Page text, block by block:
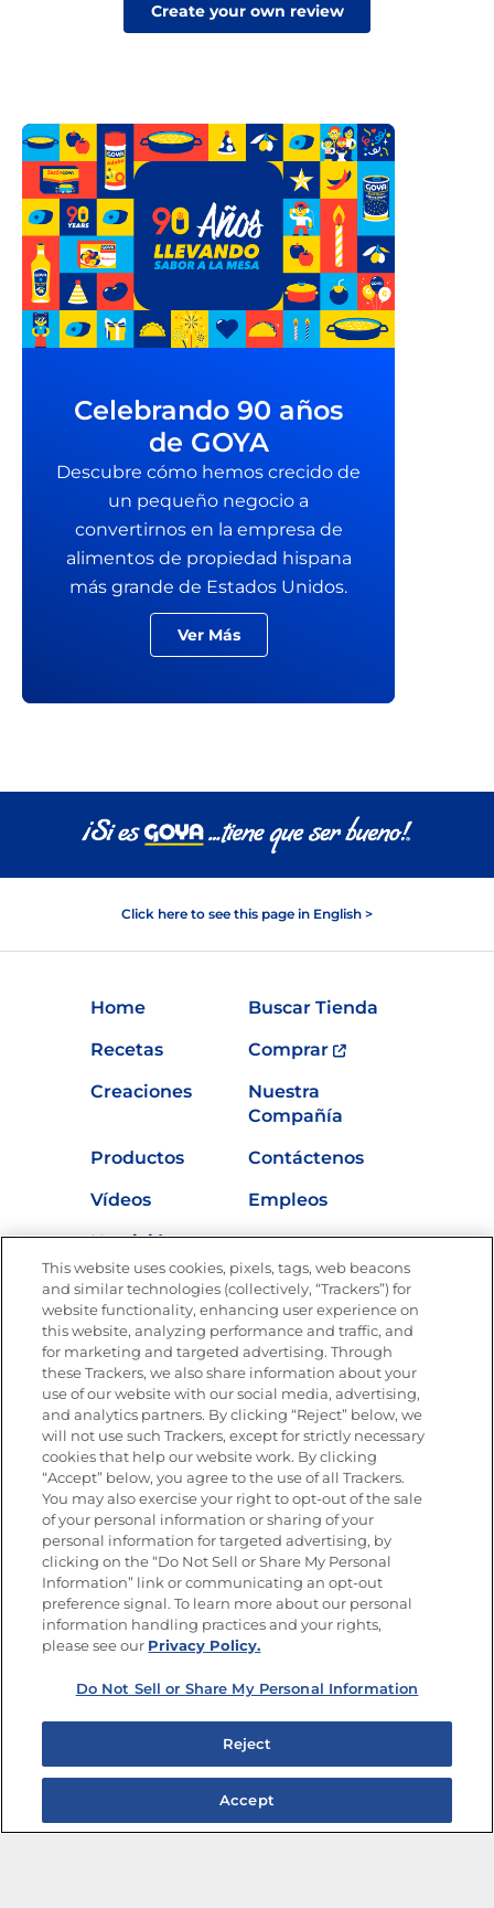
Create your own review
Celebrando 90 años
de GOYA
Descubre cómo hemos crecido de
un pequeño negocio a
convertirnos en la empresa de
alimentos de propiedad hispana
más grande de Estados Unidos.
Ver Más
Click here to see this page in English >
Home
Buscar Tienda
Recetas
Comprar
Creaciones
Nuestra
Compañía
Productos
Contáctenos
Vídeos
Empleos
Nutrición
Únete a La Cocina Goya®
Recibe Nuevas Recetas, Ofertas Especiales y
Promociones
SÍGUENOS EN LAS REDES SOCIALES
Mapa del sitioPolítica de privacidad
Limitar el uso de mis datos personales sensibles
No vender ni compartir mis datos personales
Copyright © 2026 Goya Foods, Inc. Todos los derechos reservados.
This website uses cookies, pixels, tags, web beacons
and similar technologies (collectively, “Trackers”) for
website functionality, enhancing user experience on
this website, analyzing performance and traffic, and
for marketing and targeted advertising. Through
these Trackers, we also share information about your
use of our website with our social media, advertising,
and analytics partners. By clicking “Reject” below, we
will not use such Trackers, except for strictly necessary
cookies that help our website work. By clicking
“Accept” below, you agree to the use of all Trackers.
You may also exercise your right to opt-out of the sale
of your personal information or sharing of your
personal information for targeted advertising, by
clicking on the “Do Not Sell or Share My Personal
Information” link or communicating an opt-out
preference signal. To learn more about our personal
information handling practices and your rights,
please see our Privacy Policy.
Do Not Sell or Share My Personal Information
Reject
Accept